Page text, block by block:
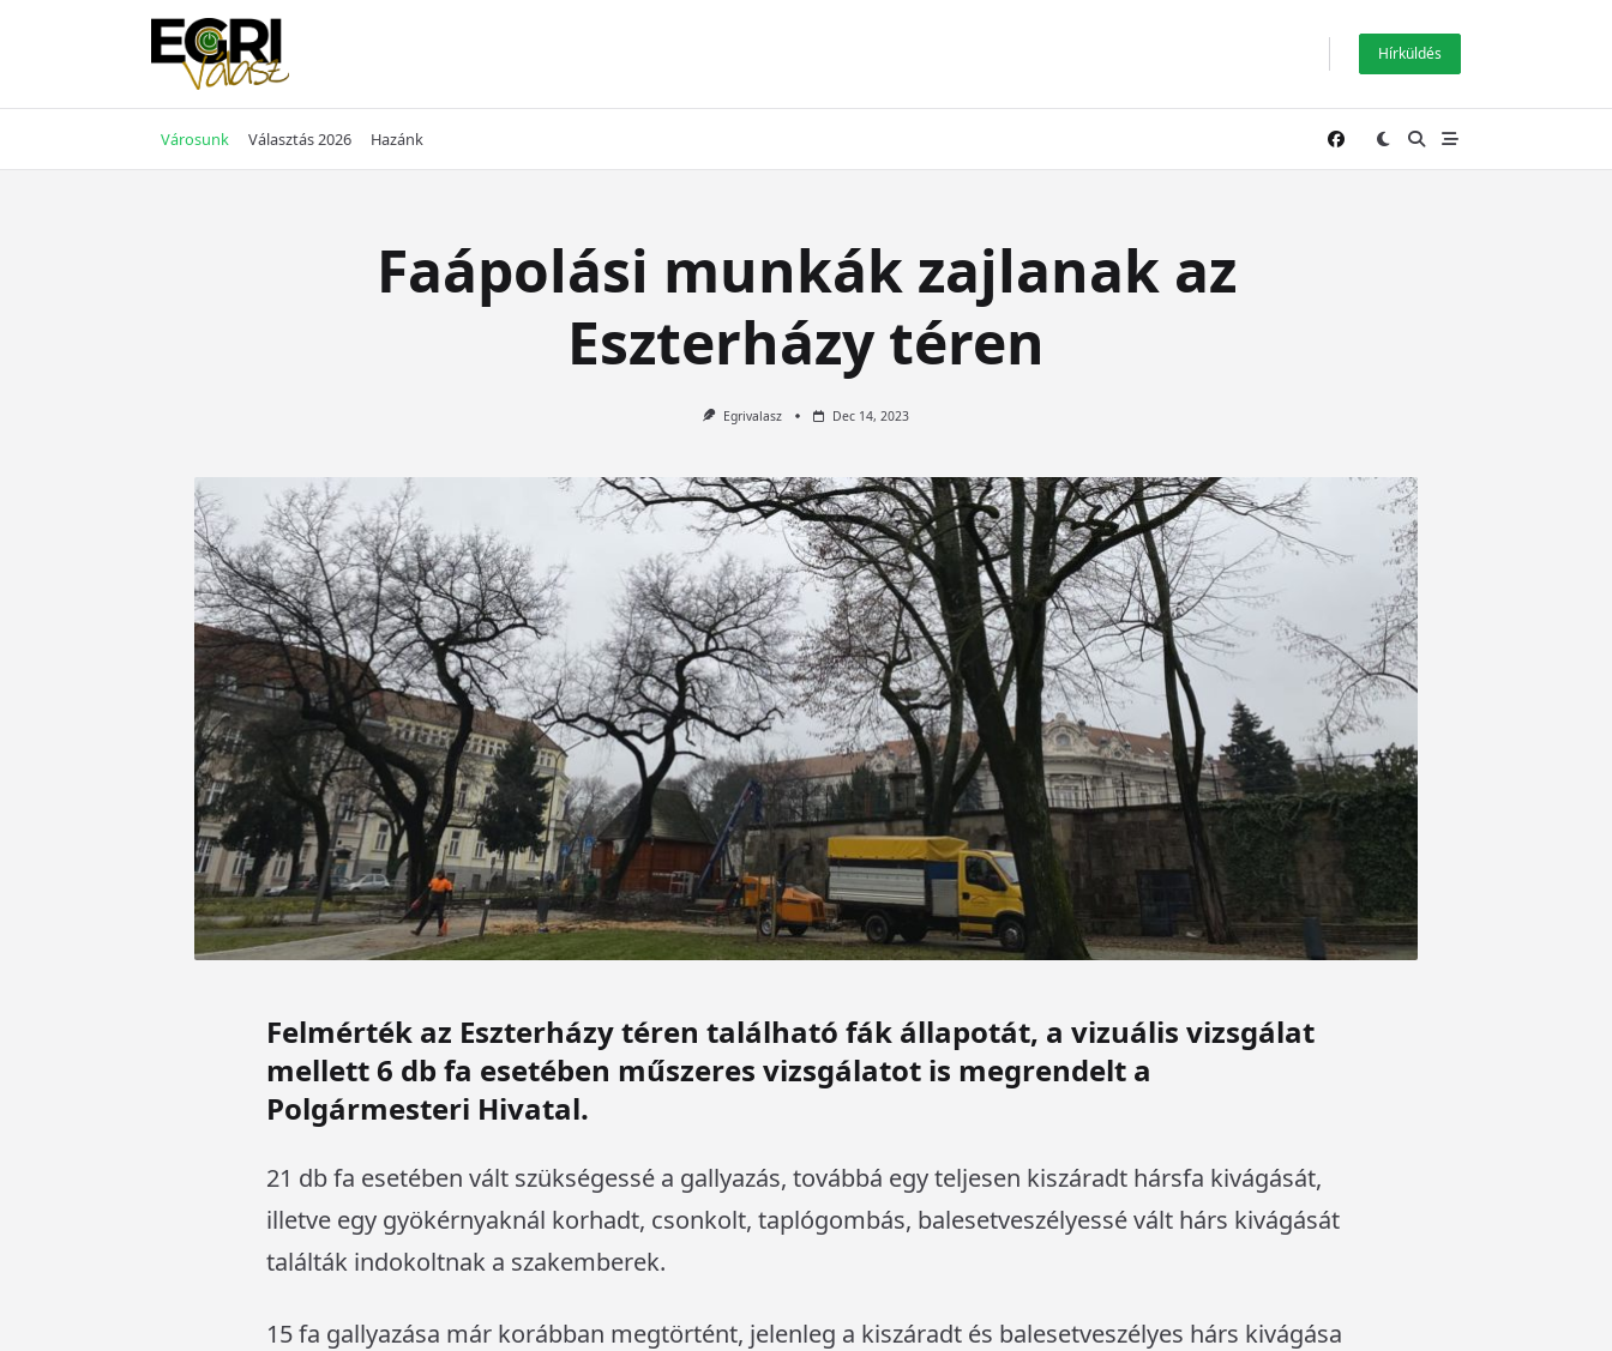
Hírküldés
Városunk Választás 2026 Hazánk
Faápolási munkák zajlanak az
Eszterházy téren
Egrivalasz Dec 14, 2023
Felmérték az Eszterházy téren található fák állapotát, a vizuális vizsgálat
mellett 6 db fa esetében műszeres vizsgálatot is megrendelt a
Polgármesteri Hivatal.
21 db fa esetében vált szükségessé a gallyazás, továbbá egy teljesen kiszáradt hársfa kivágását,
illetve egy gyökérnyaknál korhadt, csonkolt, taplógombás, balesetveszélyessé vált hárs kivágását
találták indokoltnak a szakemberek.
15 fa gallyazása már korábban megtörtént, jelenleg a kiszáradt és balesetveszélyes hárs kivágása